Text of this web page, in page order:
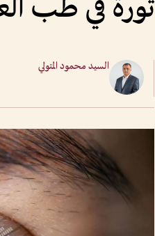
ثورة في طب
السيد محمود المتولي